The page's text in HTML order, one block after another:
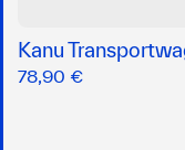
Kanu
78,90 €